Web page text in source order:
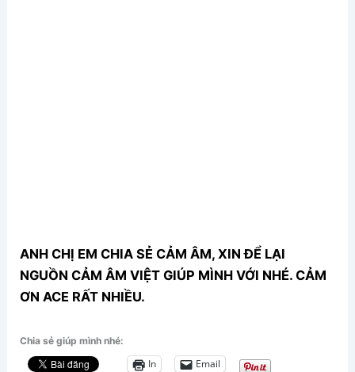
ANH CHỊ EM CHIA SẺ CẢM ÂM, XIN ĐỂ LẠI
NGUỒN CẢM ÂM VIỆT GIÚP MÌNH VỚI NHÉ. CẢM
ƠN ACE RẤT NHIỀU.
Chia sẻ giúp mình nhé:
In Email